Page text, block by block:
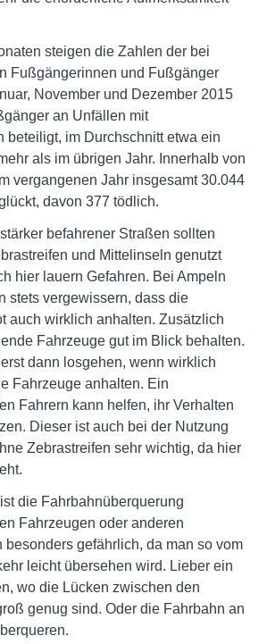
steigen die Zahlen der bei
Fußgängerinnen und Fußgänger
November und Dezember 2015
an Unfällen mit
beteiligt, im Durchschnitt etwa ein
als im übrigen Jahr. Innerhalb von
vergangenen Jahr insgesamt 30.044
davon 377 tödlich.
befahrener Straßen sollten
und Mittelinseln genutzt
hier lauern Gefahren. Bei Ampeln
stets vergewissern, dass die
auch wirklich anhalten. Zusätzlich
Fahrzeuge gut im Blick behalten.
dann losgehen, wenn wirklich
Fahrzeuge anhalten. Ein
Fahrern kann helfen, ihr Verhalten
Dieser ist auch bei der Nutzung
Zebrastreifen sehr wichtig, da hier
die Fahrbahnüberquerung
Fahrzeugen oder anderen
besonders gefährlich, da man so vom
leicht übersehen wird. Lieber ein
wo die Lücken zwischen den
genug sind. Oder die Fahrbahn an